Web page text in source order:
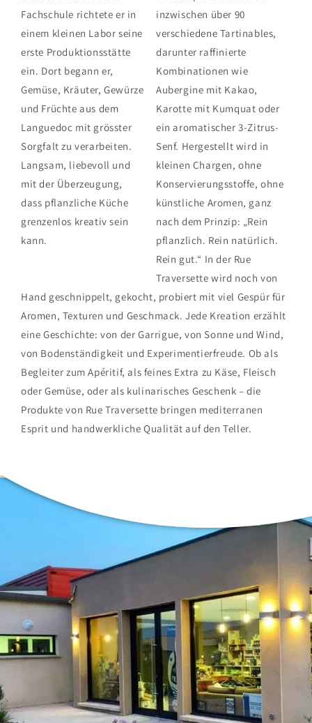
Fachschule richtete er in
einem kleinen Labor seine
erste Produktionsstätte
ein. Dort begann er,
Gemüse, Kräuter, Gewürze
und Früchte aus dem
Languedoc mit grösster
Sorgfalt zu verarbeiten.
Langsam, liebevoll und
mit der Überzeugung,
dass pflanzliche Küche
grenzenlos kreativ sein
kann.
inzwischen über 90
verschiedene Tartinables,
darunter raffinierte
Kombinationen wie
Aubergine mit Kakao,
Karotte mit Kumquat oder
ein aromatischer 3-Zitrus-
Senf. Hergestellt wird in
kleinen Chargen, ohne
Konservierungsstoffe, ohne
künstliche Aromen, ganz
nach dem Prinzip: „Rein
pflanzlich. Rein natürlich.
Rein gut.“ In der Rue
Traversette wird noch von
Hand geschnippelt, gekocht, probiert mit viel Gespür für
Aromen, Texturen und Geschmack. Jede Kreation erzählt
eine Geschichte: von der Garrigue, von Sonne und Wind,
von Bodenständigkeit und Experimentierfreude. Ob als
Begleiter zum Apéritif, als feines Extra zu Käse, Fleisch
oder Gemüse, oder als kulinarisches Geschenk – die
Produkte von Rue Traversette bringen mediterranen
Esprit und handwerkliche Qualität auf den Teller.